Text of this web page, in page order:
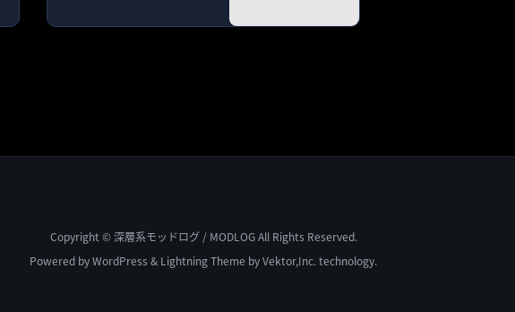
Copyright © 深層系モッドログ / MODLOG All Rights Reserved.
Powered byWordPress & Lightning Theme by Vektor,Inc. technology.